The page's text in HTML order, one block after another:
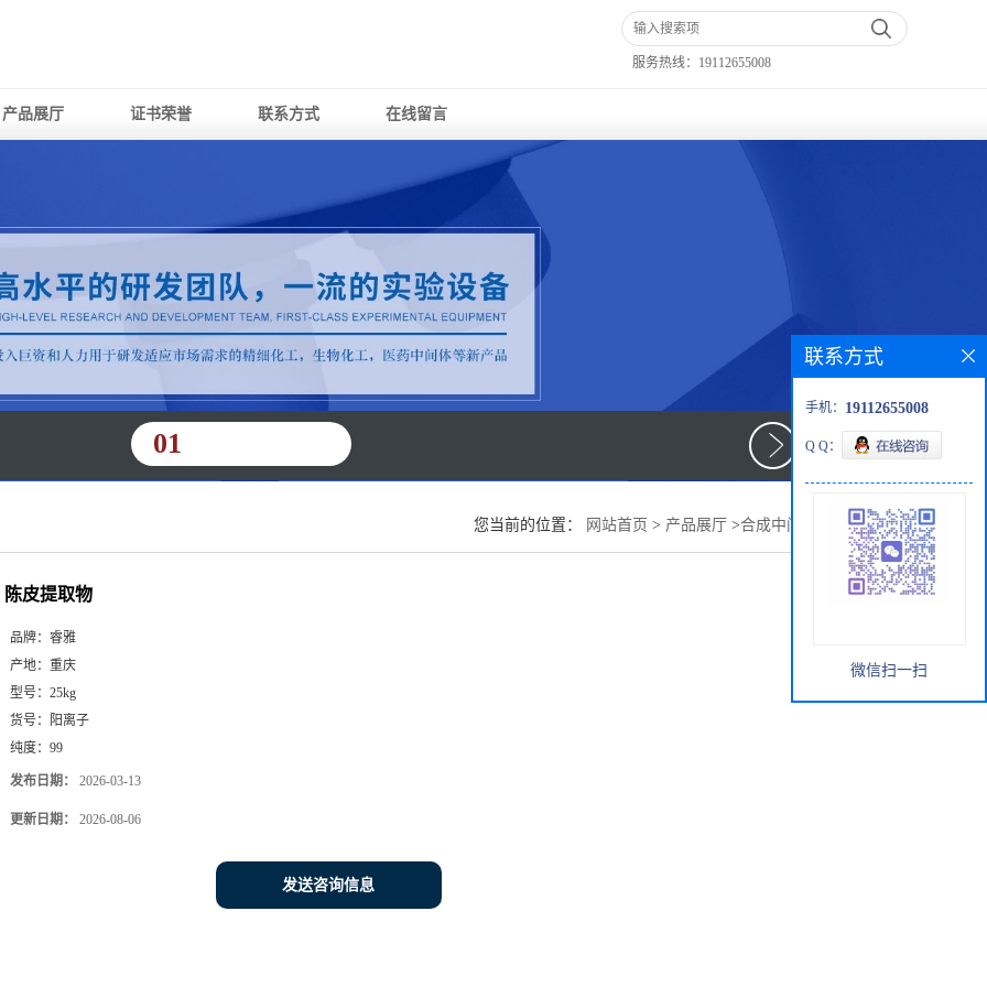
服务热线： 19112655008
产品展厅 证书荣誉 联系方式 在线留言
01
您当前的位置： 网站首页 > 产品展厅 >合成中间体 陈皮提取物
陈皮提取物
品牌： 睿雅
产地： 重庆
型号： 25kg
货号：
阳离子
纯度： 99
发布日期： 2026-03-13
更新日期： 2026-08-06
发送咨询信息
联系方式
手机： 19112655008
Q Q：
微信扫一扫